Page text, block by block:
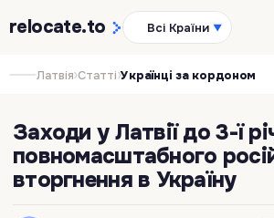
relocate.to Всі Країни ▼
Латвія›Статті›Українці за кордоном
Заходи у Латвії до 3-ї
повномасштабного
вторгнення в Україну